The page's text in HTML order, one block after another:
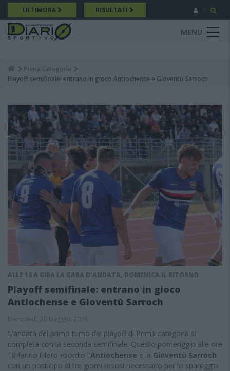
Salta
al
contenuto
principale
ULTIMORA RISULTATI
MENU
Breadcrumb
Prima Categoria
Playoff semifinale: entrano in gioco Antiochense e Gioventù Sarroch
ALLE 18 A GIBA LA GARA D'ANDATA, DOMENICA IL RITORNO
Playoff semifinale: entrano in gioco
Antiochense e Gioventù Sarroch
Mercoledì, 20 Maggio, 2026
L'andata del primo turno dei playoff di Prima categoria si
completa con la seconda semifinale. Questo pomeriggio alle ore
18 fanno il loro esordio l'Antiochense e la Gioventù Sarroch
con un posticipo di tre giorni resosi necessario per lo spareggio